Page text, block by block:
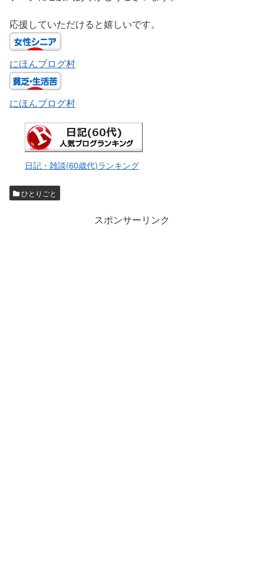
応援していただけると嬉しいです。
にほんブログ村
にほんブログ村
日記・雑談(60歳代)ランキング
ひとりごと
スポンサーリンク